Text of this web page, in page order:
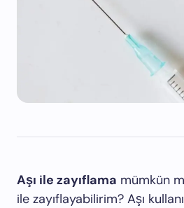
Aşı ile zayıflama mümkün
ile zayıflayabilirim? Aşı